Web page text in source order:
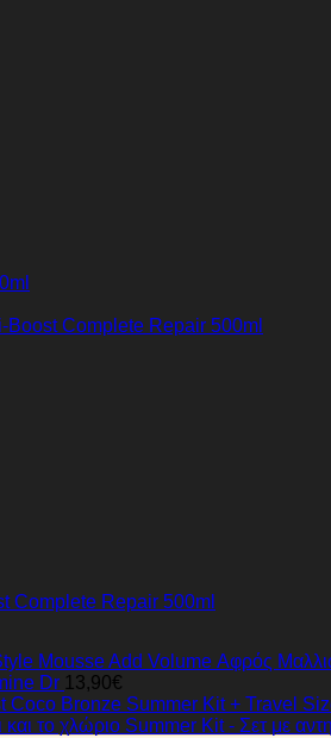
Boost Complete Repair 500ml
Complete Repair 500ml
Mousse Add Volume Αφρός
Dr 13,90€
Summer Kit + Travel
Summer Kit - Σετ με